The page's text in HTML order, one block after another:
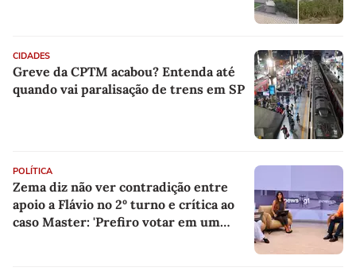
CIDADES
Greve da CPTM acabou? Entenda até
quando vai paralisação de trens em SP
POLÍTICA
Zema diz não ver contradição entre
apoio a Flávio no 2º turno e crítica ao
caso Master: 'Prefiro votar em um